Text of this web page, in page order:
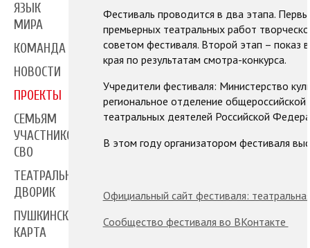
ЯЗЫК
МИРА
КОМАНДА
НОВОСТИ
ПРОЕКТЫ
СЕМЬЯМ
УЧАСТНИКОВ
СВО
ТЕАТРАЛЬНЫЙ
ДВОРИК
ПУШКИНСКАЯ
КАРТА
Фестиваль проводится в два этапа.
премьерных театральных работ
советом фестиваля. Второй этап – показ
края по результатам смотра-конкурса.
Учредители фестиваля: Министерство
региональное отделение
театральных деятелей Российской
В этом году организатором фестиваля
Официальный сайт фестиваля:
Сообщество фестиваля во ВКонтакте